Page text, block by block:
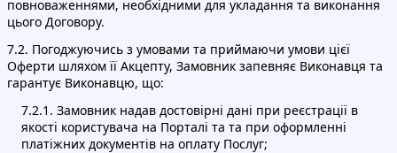
повноваженнями, необхідними для укладання та виконання
цього Договору.
7.2. Погоджуючись з умовами та приймаючи умови цієї
Оферти шляхом її Акцепту, Замовник запевняє Виконавця та
гарантує Виконавцю, що:
7.2.1. Замовник надав достовірні дані при реєстрації в
якості користувача на Порталі та та при оформленні
платіжних документів на оплату Послуг;